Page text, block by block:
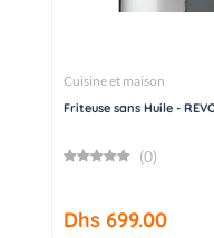
Cuisine et maison
(0)
Dhs 699.00